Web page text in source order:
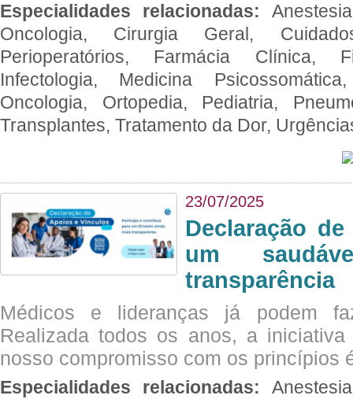
Especialidades relacionadas:
Oncologia, Cirurgia Geral,
Perioperatórios, Farmácia Clínica,
Infectologia, Medicina
Oncologia, Ortopedia, Pediatria,
Transplantes, Tratamento da Dor,
23/07/2025
Declaração
um
transparência
Médicos e lideranças já podem
Realizada todos os anos, a
nosso compromisso com os princípios
Especialidades relacionadas: